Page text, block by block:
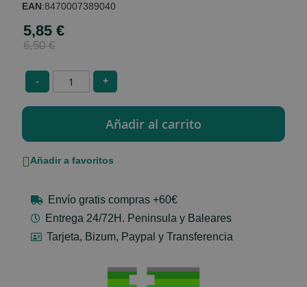
EAN:8470007389040
Special
Price
5,85 €
6,50 €
- +
Añadir a favoritos
Envío gratis compras +60€
Entrega 24/72H. Peninsula y Baleares
Tarjeta, Bizum, Paypal y Transferencia